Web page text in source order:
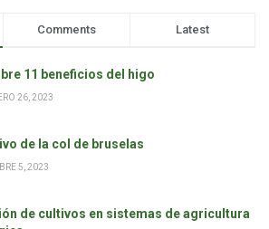
Comments Latest
11 beneficios del higo
26, 2023
de la col de bruselas
5, 2023
de cultivos en sistemas de agricultura